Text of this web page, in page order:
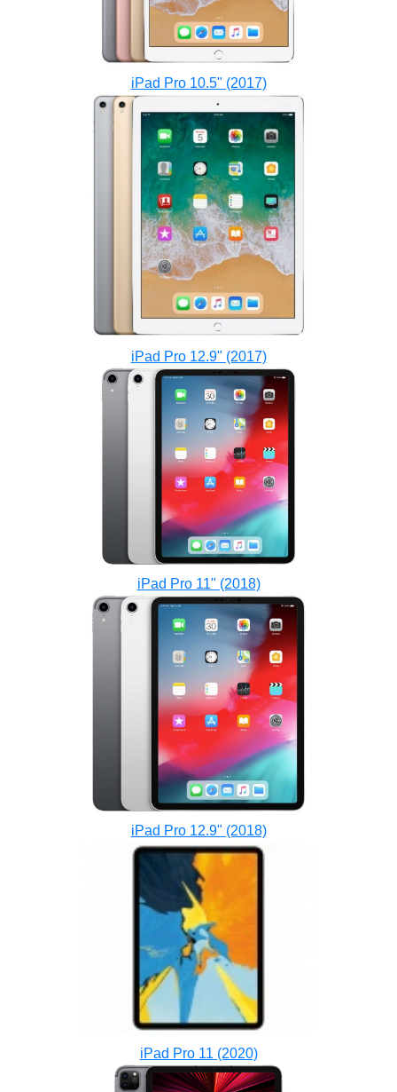
iPad Pro 10.5" (2017)
iPad Pro 12.9" (2017)
iPad Pro 11" (2018)
iPad Pro 12.9" (2018)
iPad Pro 11 (2020)